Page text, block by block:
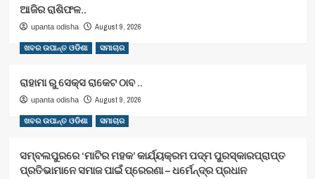
ଆଜିର ରାଶିଫଳ..
upanta odisha August 9, 2026
ଖବର ଉପାନ୍ତ ଓଡିଶା ସମାଚାର
ରାହାମା ରୁ ସେକ୍ସ ରାକେଟ ଠାବ ..
upanta odisha August 9, 2026
ଖବର ଉପାନ୍ତ ଓଡିଶା ସମାଚାର
ସମ୍ବଲପୁରରେ ‘ମାଟିର ମହକ’ କାର୍ଯ୍ୟକ୍ରମ ପଦ୍ମ ପୁରସ୍କାରପ୍ରାପ୍ତ
ପ୍ରତିଭାମାନେ ସମାଜ ପାଇଁ ପ୍ରେରଣା – ଧର୍ମେନ୍ଦ୍ର ପ୍ରଧାନ